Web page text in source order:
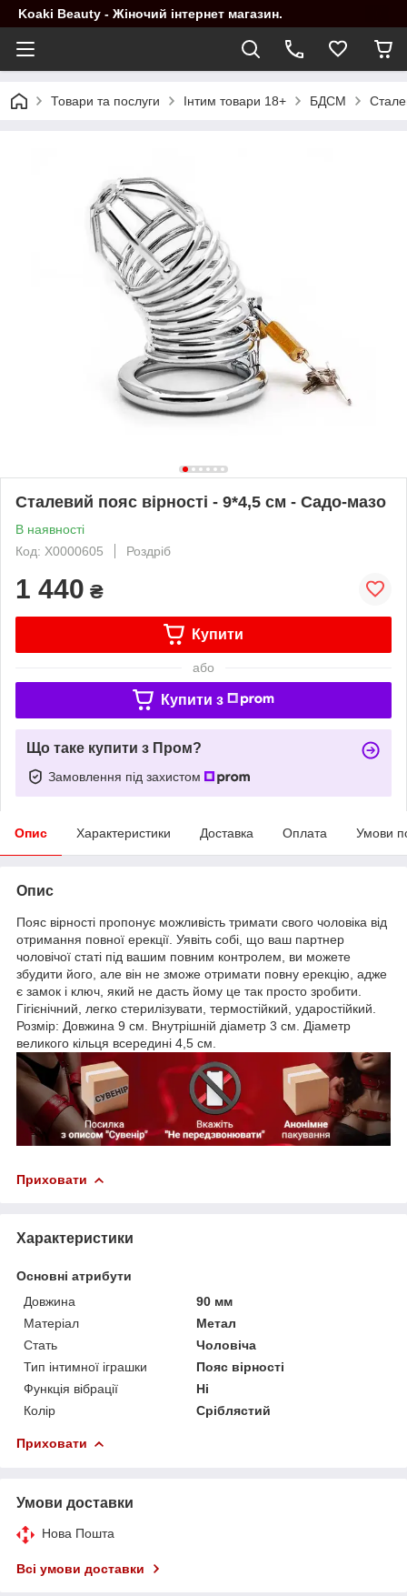
Koaki Beauty - Жіночий інтернет магазин.
Товари та послуги Інтим товари 18+ БДСМ
Сталевий пояс вірності - 9*4,5 см - Садо-мазо
В наявності
Код: X0000605
Роздріб
1 440 ₴
Купити
або
Купити з
Що таке купити з Пром?
Замовлення під захистом
Опис Характеристики Доставка Оплата Умови
Опис
Пояс вірності пропонує можливість тримати свого чоловіка від
отримання повної ерекції. Уявіть собі, що ваш партнер
чоловічої статі під вашим повним контролем, ви можете
збудити його, але він не зможе отримати повну ерекцію, адже
є замок і ключ, який не дасть йому це так просто зробити.
Гігієнічний, легко стерилізувати, термостійкий, ударостійкий.
Розмір: Довжина 9 см. Внутрішній діаметр 3 см. Діаметр
великого кільця всередині 4,5 см.
Приховати
Характеристики
Основні атрибути
Довжина
90 мм
Матеріал
Метал
Стать
Чоловіча
Тип інтимної іграшки
Пояс вірності
Функція вібрації
Ні
Колір
Сріблястий
Приховати
Умови доставки
Нова Пошта
Всі умови доставки